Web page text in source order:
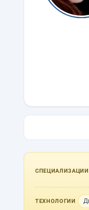
СПЕЦИАЛИЗАЦИИ
ТЕХНОЛОГИИ